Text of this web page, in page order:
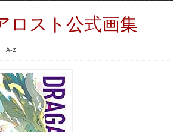
ロスト公式画集
⋅ A-z